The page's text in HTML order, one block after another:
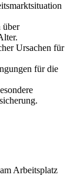
über
Ursachen für
für die
Arbeitsplatz